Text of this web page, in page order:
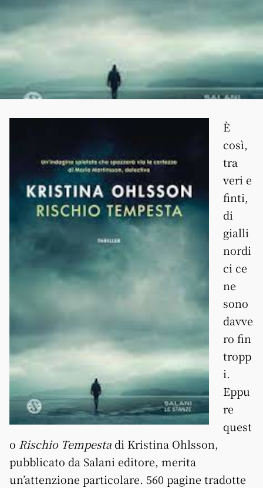
È
così,
tra
veri e
finti,
di
gialli
nordi
ci ce
ne
sono
davve
ro fin
tropp
i.
Eppu
re
quest
o Rischio Tempestadi Kristina Ohlsson,
pubblicato da Salani editore, merita
un’attenzione particolare. 560 pagine tradotte